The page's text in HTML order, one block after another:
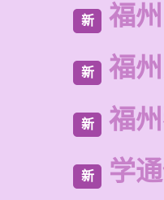
新 福
新 福
新 福
新 学